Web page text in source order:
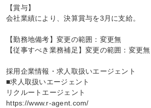
【賞与】
会社業績により、決算賞与を3月に支給。
【勤務地備考】変更の範囲：変更無
【従事すべき業務補足】変更の範囲：変更無
採用企業情報・求人取扱いエージェント
■求人取扱いエージェント
リクルートエージェント
https://www.r-agent.com/